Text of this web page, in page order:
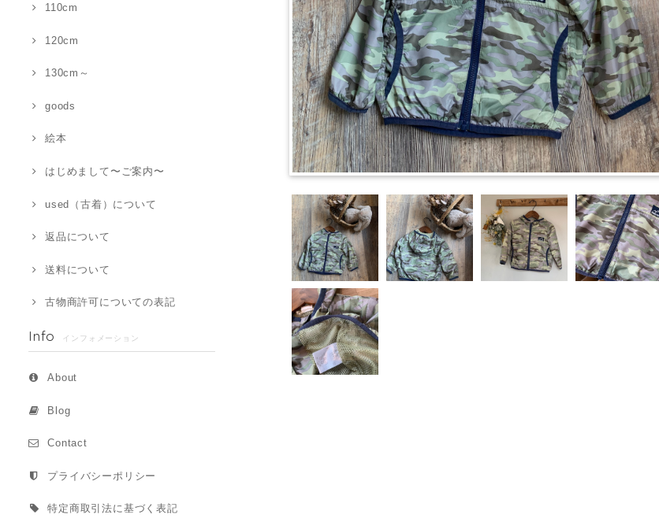
110cm
120cm
130cm～
goods
絵本
はじめまして〜ご案内〜
used（古着）について
返品について
送料について
古物商許可についての表記
Info インフォメーション
About
Blog
Contact
プライバシーポリシー
特定商取引法に基づく表記